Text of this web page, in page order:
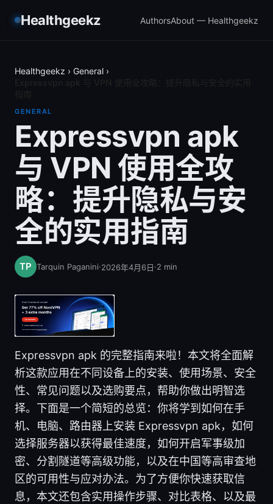
Healthgeekz AuthorsAbout — Healthgeekz
Healthgeekz › General ›
GENERAL
Expressvpn apk
与 VPN 使用全攻
略：提升隐私与安
全的实用指南
Tarquin Paganini·2026年4月6日·2 min
Expressvpn apk 的完整指南来啦！本文将全面解
析这款应用在不同设备上的安装、使用场景、安全
性、常见问题以及选购要点，帮助你做出明智选
择。下面是一个简短的总览：你将学到如何在手
机、电脑、路由器上安装 Expressvpn apk，如何
选择服务器以获得最佳速度，如何开启军事级加
密、分割隧道等高级功能，以及在中国等高审查地
区的可用性与应对办法。为了方便你快速获取信
息，本文还包含实用操作步骤、对比表格、以及最